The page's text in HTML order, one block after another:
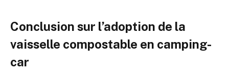
Conclusion sur l’adoption de la
vaisselle compostable en camping-
car